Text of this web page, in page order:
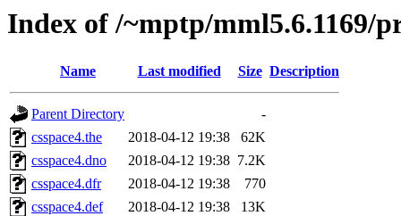
Index of /~mptp/mml5.6.1169/
Name Last modified Size Description
Parent Directory
-
csspace4.the
2018-04-12 19:38
62K
csspace4.dno
2018-04-12 19:38 7.2K
csspace4.dfr
2018-04-12 19:38
770
csspace4.def
2018-04-12 19:38
13K